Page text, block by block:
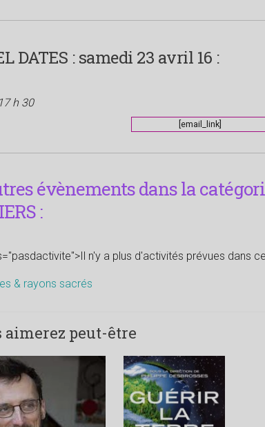
DATES :samedi 23 avril 16 :
h 30
[email_link]
évènements dans la
:
n'y a plus d'activités prévues dans
& rayons sacrés
aimerez peut-être